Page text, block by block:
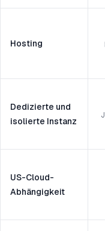
Hosting
Dedizierte und
isolierte Instanz
US-Cloud-
Abhängigkeit